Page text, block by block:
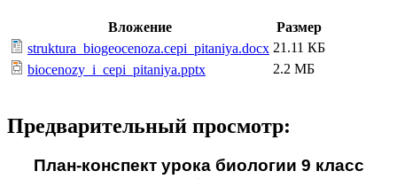
Вложение
Размер
struktura_biogeocenoza.cepi_pitaniya.docx 21.11 КБ
biocenozy_i_cepi_pitaniya.pptx
2.2 МБ
Предварительный просмотр:
План-конспект урока биологии 9 класс